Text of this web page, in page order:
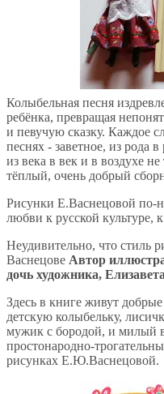
Колыбельная песня
ребёнка, превращая
и певучую сказку. Каждое
песнях - заветное, из рода
из века в век и в воздухе
тёплый, очень добрый
Рисунки Е.Васнецовой по-
любви к русской культуре,
Неудивительно, что стиль
Васнецове Автор
дочь художника,
Здесь в книге живут
детскую колыбельку,
мужик с бородой, и милый
простонародно-
рисунках Е.Ю.Васнецовой.